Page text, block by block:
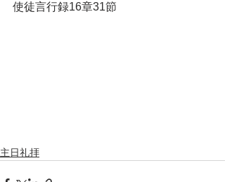
使徒言行録16章31節
主日礼拝